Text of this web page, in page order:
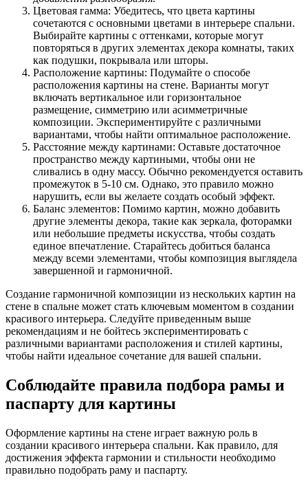
Цветовая гамма: Убедитесь, что цвета картины
сочетаются с основными цветами в интерьере спальни.
Выбирайте картины с оттенками, которые могут
повторяться в других элементах декора комнаты, таких
как подушки, покрывала или шторы.
Расположение картины: Подумайте о способе
расположения картины на стене. Варианты могут
включать вертикальное или горизонтальное
размещение, симметрию или асимметричные
композиции. Экспериментируйте с различными
вариантами, чтобы найти оптимальное расположение.
Расстояние между картинами: Оставьте достаточное
пространство между картиными, чтобы они не
сливались в одну массу. Обычно рекомендуется оставить
промежуток в 5-10 см. Однако, это правило можно
нарушить, если вы желаете создать особый эффект.
Баланс элементов: Помимо картин, можно добавить
другие элементы декора, такие как зеркала, фоторамки
или небольшие предметы искусства, чтобы создать
единое впечатление. Старайтесь добиться баланса
между всеми элементами, чтобы композиция выглядела
завершенной и гармоничной.
Создание гармоничной композиции из нескольких картин на
стене в спальне может стать ключевым моментом в создании
красивого интерьера. Следуйте приведенным выше
рекомендациям и не бойтесь экспериментировать с
различными вариантами расположения и стилей картины,
чтобы найти идеальное сочетание для вашей спальни.
Соблюдайте правила подбора рамы и
паспарту для картины
Оформление картины на стене играет важную роль в
создании красивого интерьера спальни. Как правило, для
достижения эффекта гармонии и стильности необходимо
правильно подобрать раму и паспарту.